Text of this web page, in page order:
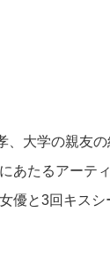
、大学の親友
あたるアーテ
優と3回キスシ